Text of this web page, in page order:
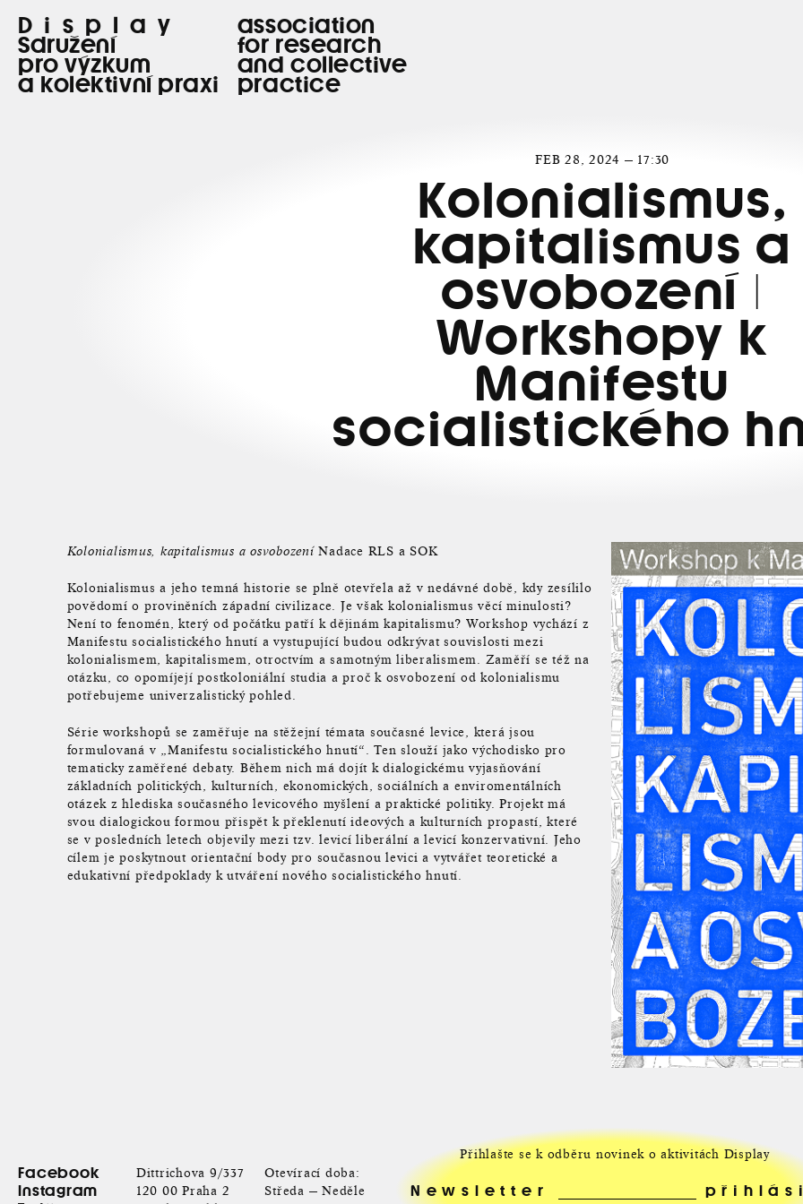
Display
Sdružení
pro výzkum
a kolektivní praxi
association
for research
and collective
practice
FEB 28, 2024 — 17:30
Kolonialismus,
kapitalismus a
osvobození |
Workshopy k
Manifestu
socialistického
Kolonialismus, kapitalismus a osvobozeníNadace RLS a SOK
Kolonialismus a jeho temná historie se plně otevřela až v nedávné době, kdy zesílilo
povědomí o proviněních západní civilizace. Je však kolonialismus věcí minulosti?
Není to fenomén, který od počátku patří k dějinám kapitalismu? Workshop vychází z
Manifestu socialistického hnutí a vystupující budou odkrývat souvislosti mezi
kolonialismem, kapitalismem, otroctvím a samotným liberalismem. Zaměří se též na
otázku, co opomíjejí postkoloniální studia a proč k osvobození od kolonialismu
potřebujeme univerzalistický pohled.
Série workshopů se zaměřuje na stěžejní témata současné levice, která jsou
formulovaná v „Manifestu socialistického hnutí“. Ten slouží jako východisko pro
tematicky zaměřené debaty. Během nich má dojít k dialogickému vyjasňování
základních politických, kulturních, ekonomických, sociálních a enviromentálních
otázek z hlediska současného levicového myšlení a praktické politiky. Projekt má
svou dialogickou formou přispět k překlenutí ideových a kulturních propastí, které
se v posledních letech objevily mezi tzv. levicí liberální a levicí konzervativní. Jeho
cílem je poskytnout orientační body pro současnou levici a vytvářet teoretické a
edukativní předpoklady k utváření nového socialistického hnutí.
Dittrichova 9/337
120 00 Praha 2
Otevírací doba:
Středa — Neděle
Facebook
Instagram
Přihlašte se k odběru novinek o aktivitách Display
Newsletter